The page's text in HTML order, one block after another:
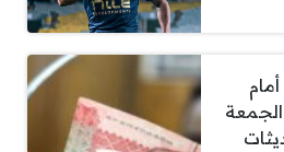
الجمعة
تحديثات